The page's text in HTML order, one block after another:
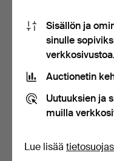
145 USDSisällön ja
sinulle
verkkosivustoa.
Auctionetin
Uutuuksien ja
muilla
Lue lisää